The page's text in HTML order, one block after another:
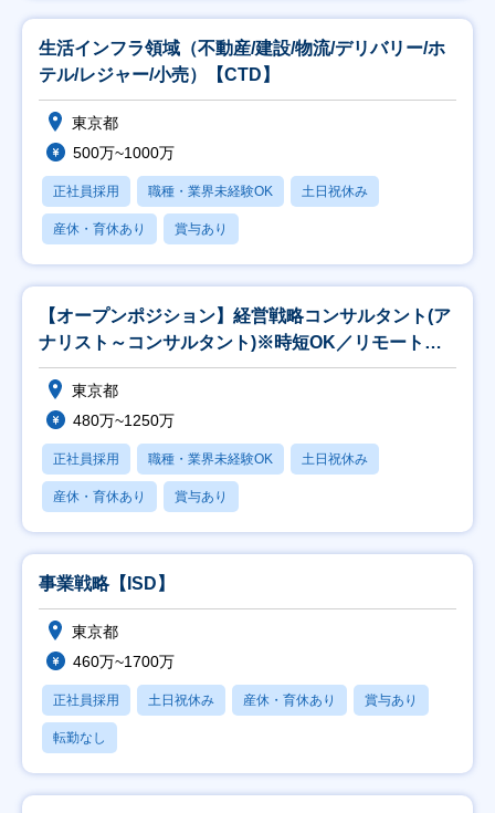
生活インフラ領域（不動産/建設/物流/デリバリー/ホ
テル/レジャー/小売）【CTD】
東京都
500万~1000万
正社員採用 職種・業界未経験OK 土日祝休み
産休・育休あり 賞与あり
【オープンポジション】経営戦略コンサルタント(ア
ナリスト～コンサルタント)※時短OK／リモート
82％
東京都
480万~1250万
正社員採用 職種・業界未経験OK 土日祝休み
産休・育休あり 賞与あり
事業戦略【ISD】
東京都
460万~1700万
正社員採用 土日祝休み 産休・育休あり 賞与あり
転勤なし